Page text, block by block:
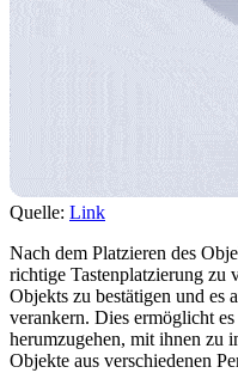
Quelle: Link
Nach dem Platzieren des
richtige Tastenplatzierung zu
Objekts zu bestätigen und es
verankern. Dies ermöglicht
herumzugehen, mit ihnen zu
Objekte aus verschiedenen